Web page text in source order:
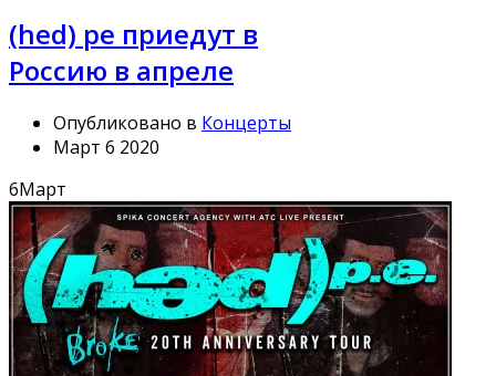
(hed) pe приедут в
Россию в апреле
Опубликовано в Концерты
Март 6 2020
6Март